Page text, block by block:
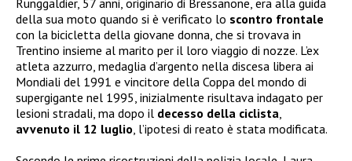
Runggaldier, 57 anni, originario di Bressanone, era alla guida
della sua moto quando si è verificato lo scontro frontale
con la bicicletta della giovane donna, che si trovava in
Trentino insieme al marito per il loro viaggio di nozze. L’ex
atleta azzurro, medaglia d’argento nella discesa libera ai
Mondiali del 1991 e vincitore della Coppa del mondo di
supergigante nel 1995, inizialmente risultava indagato per
lesioni stradali, ma dopo il decesso della ciclista,
avvenuto il 12 luglio, l’ipotesi di reato è stata modificata.